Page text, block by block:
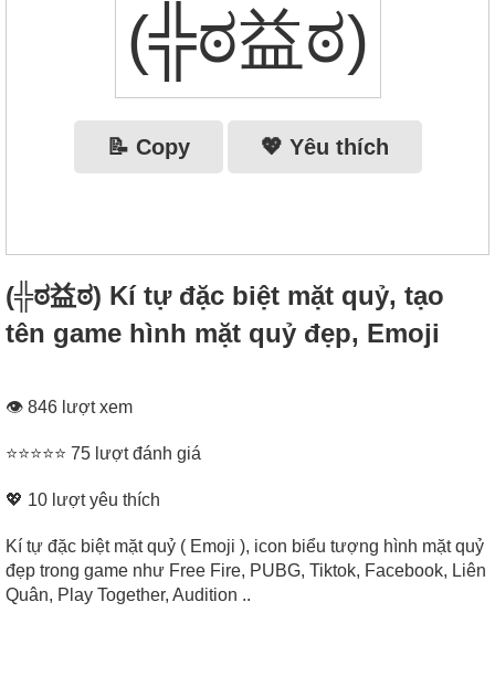
(╬ಠ益ಠ)
📝 Copy 💖 Yêu thích
(╬ಠ益ಠ) Kí tự đặc biệt mặt quỷ, tạo
tên game hình mặt quỷ đẹp, Emoji
👁 846 lượt xem
⭐⭐⭐⭐⭐ 75 lượt đánh giá
💖 10 lượt yêu thích
Kí tự đặc biệt mặt quỷ ( Emoji ), icon biểu tượng hình mặt quỷ
đẹp trong game như Free Fire, PUBG, Tiktok, Facebook, Liên
Quân, Play Together, Audition ..